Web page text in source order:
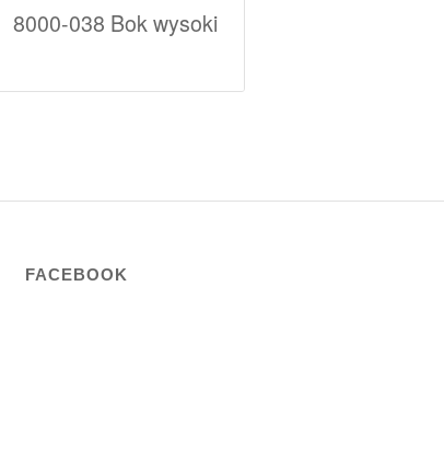
8000-038 Bok wysoki
FACEBOOK